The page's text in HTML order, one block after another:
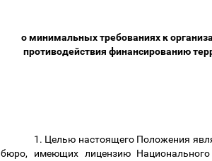
о минимальных требованиях к
противодействия финансированию
1. Целью настоящего Положения
бюро, имеющих лицензию